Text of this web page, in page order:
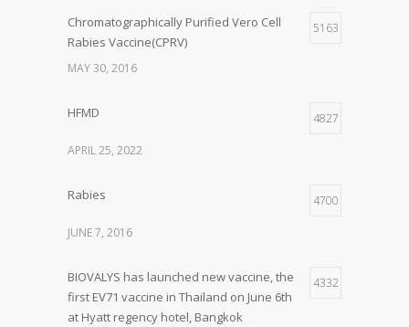
Chromatographically Purified Vero Cell
Rabies Vaccine(CPRV)
5163
MAY 30, 2016
HFMD 4827
APRIL 25, 2022
Rabies 4700
JUNE 7, 2016
BIOVALYS has launched new vaccine, the
first EV71 vaccine in Thailand on June 6th
at Hyatt regency hotel, Bangkok
4332